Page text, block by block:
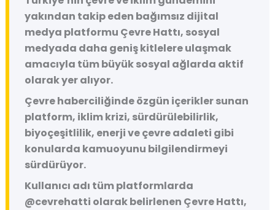
yakından takip eden bağımsız dijital
medya platformu Çevre Hattı, sosyal
medyada daha geniş kitlelere ulaşmak
amacıyla tüm büyük sosyal ağlarda aktif
olarak yer alıyor.
Çevre haberciliğinde özgün içerikler sunan
platform, iklim krizi, sürdürülebilirlik,
biyoçeşitlilik, enerji ve çevre adaleti gibi
konularda kamuoyunu bilgilendirmeyi
sürdürüyor.
Kullanıcı adı tüm platformlarda
@cevrehatti olarak belirlenen Çevre Hattı,